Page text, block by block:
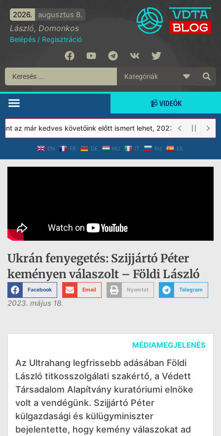
2026. augusztus 8.
László, Domonkos
Belépés / Regisztráció
📹 VIDEÓK
az már kedves követőink előtt ismert lehet, 2023-tól a Védett
EN FR DE HU IT RU ES
Ukrán fenyegetés: Szijjártó Péter
keményen válaszolt – Földi László
Facebook Email Nyomtat Telegram
2023. május 18.
MÉDIAMEGJELENÉS
Az Ultrahang legfrissebb adásában Földi
László titkosszolgálati szakértő, a Védett
Társadalom Alapítvány kuratóriumi elnöke
volt a vendégünk. Szijjártó Péter
külgazdasági és külügyminiszter
bejelentette, hogy kemény válaszokat ad